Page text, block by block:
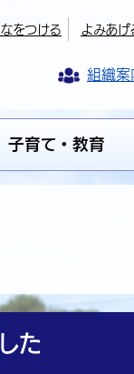
をつける よみあげ
組織案
子育て・教育
た